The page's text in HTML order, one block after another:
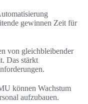
gewinnen Zeit für
von gleichbleibender
Das stärkt
können Wachstum
aufzubauen.